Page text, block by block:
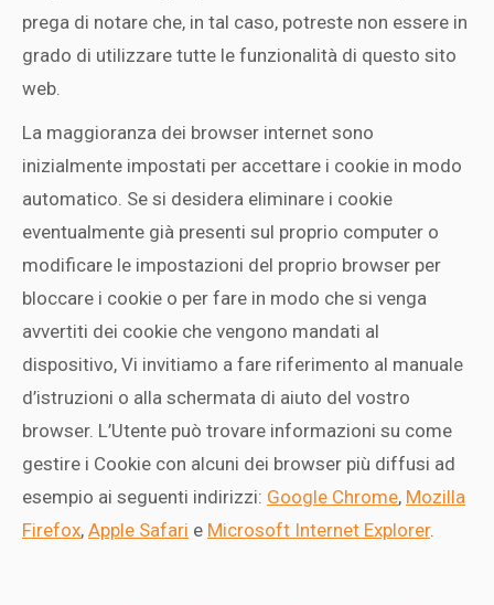
prega di notare che, in tal caso, potreste non essere in
grado di utilizzare tutte le funzionalità di questo sito
web.
La maggioranza dei browser internet sono
inizialmente impostati per accettare i cookie in modo
automatico. Se si desidera eliminare i cookie
eventualmente già presenti sul proprio computer o
modificare le impostazioni del proprio browser per
bloccare i cookie o per fare in modo che si venga
avvertiti dei cookie che vengono mandati al
dispositivo, Vi invitiamo a fare riferimento al manuale
d’istruzioni o alla schermata di aiuto del vostro
browser. L’Utente può trovare informazioni su come
gestire i Cookie con alcuni dei browser più diffusi ad
esempio ai seguenti indirizzi: Google Chrome, Mozilla
Firefox, Apple Safari e Microsoft Internet Explorer.